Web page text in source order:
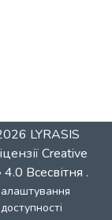
LYRASIS
Creative
Всесвітня .
доступності